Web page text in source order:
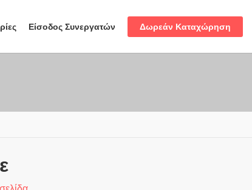
Είσοδος Συνεργατών Δωρεάν Καταχώρηση